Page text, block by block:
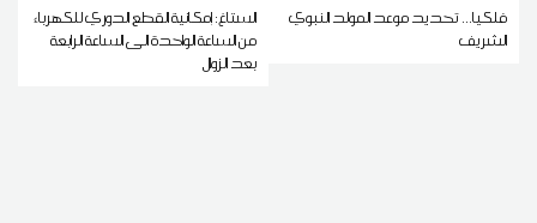
فلكيا... تحديد موعد المولد النبوي
الشريف
الستاغ: إمكانية القطع الدوري للكهرباء
من الساعة الواحدة الى الساعة الرابعة
بعد الزوال